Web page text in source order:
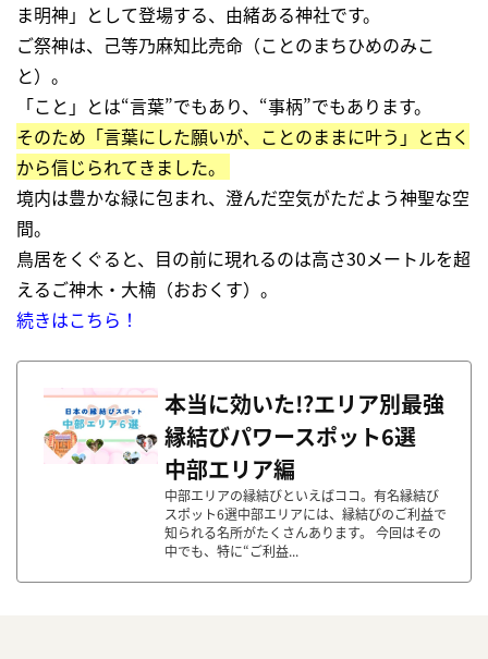
ま明神」として登場する、由緒ある神社です。
ご祭神は、己等乃麻知比売命（ことのまちひめのみこ
と）。
「こと」とは“言葉”でもあり、“事柄”でもあります。
そのため「言葉にした願いが、ことのままに叶う」と古く
から信じられてきました。
境内は豊かな緑に包まれ、澄んだ空気がただよう神聖な空
間。
鳥居をくぐると、目の前に現れるのは高さ30メートルを超
えるご神木・大楠（おおくす）。
続きはこちら！
本当に効いた!?エリア別最強
縁結びパワースポット6選
中部エリア編
中部エリアの縁結びといえばココ。有名縁結び
スポット6選中部エリアには、縁結びのご利益で
知られる名所がたくさんあります。 今回はその
中でも、特に“ご利益...